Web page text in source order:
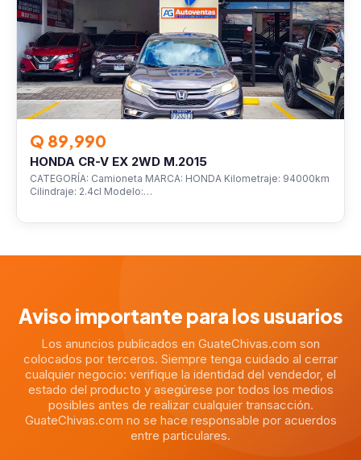
Q 89,990
HONDA CR-V EX 2WD M.2015
CATEGORÍA: Camioneta MARCA: HONDA Kilometraje: 94000km
Cilindraje: 2.4cl Modelo:…
Aviso importante para los usuarios
Los anuncios publicados en GuateChivas.com son
colocados por terceros. Siempre tenga cuidado al cerrar
cualquier negocio: verifique la identidad del vendedor, el
estado del producto y asegúrese por todos los medios
posibles antes de realizar cualquier transacción.
GuateChivas.com no se hace responsable por acuerdos
entre particulares.